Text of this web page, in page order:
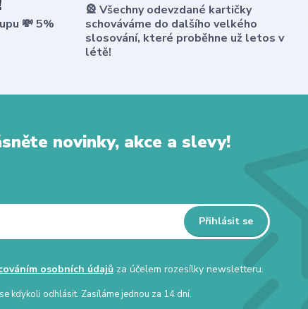
💸 5%
🎡 Všechny odevzdané kartičky
schováváme do dalšího velkého
slosování, které proběhne už letos v
létě!
novinky, akce a slevy!
Přihlásit se
osobních údajůza účelem rozesílky newsletteru.
kdykoli odhlásit. Zasíláme jednou za 14 dní.